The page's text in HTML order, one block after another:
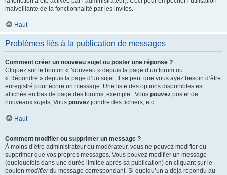
malveillante de la fonctionnalité par les invités.
Haut
Problèmes liés à la publication de messages
Comment créer un nouveau sujet ou poster une réponse ?
Cliquez sur le bouton « Nouveau » depuis la page d’un forum ou
« Répondre » depuis la page d’un sujet. Il se peut que vous ayez besoin d’être
enregistré pour écrire un message. Une liste des options disponibles est
affichée en bas de page des forums, exemple : Vous pouvez poster de
nouveaux sujets, Vous pouvez joindre des fichiers, etc.
Haut
Comment modifier ou supprimer un message ?
À moins d’être administrateur ou modérateur, vous ne pouvez modifier ou
supprimer que vos propres messages. Vous pouvez modifier un message
(quelquefois dans une durée limitée après sa publication) en cliquant sur le
bouton modifierdu message correspondant. Si quelqu’un a déjà répondu au